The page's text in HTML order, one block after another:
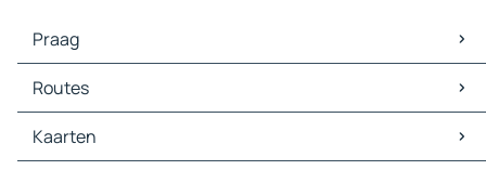
Praag
Praag Kaarten
Praag Verkeer
Praag Hotels
Praag Restaurants
Routes
Routes Praag - Dresden
Routes Praag - Leipzig
Kaarten